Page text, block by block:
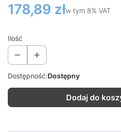
Cena
178,89 złw tym 8% VAT
w tym 8% VAT
Ilość
Dostępność:Dostępny
Dodaj do